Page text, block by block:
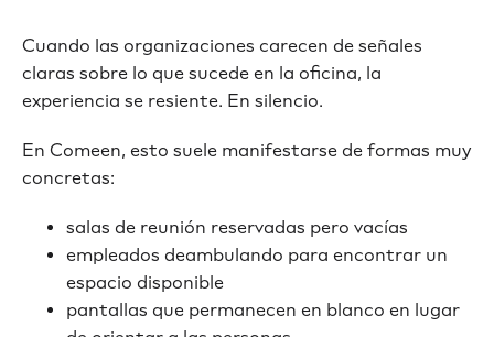
Cuando las organizaciones carecen de señales
claras sobre lo que sucede en la oficina, la
experiencia se resiente. En silencio.
En Comeen, esto suele manifestarse de formas muy
concretas:
salas de reunión reservadas pero vacías
empleados deambulando para encontrar un
espacio disponible
pantallas que permanecen en blanco en lugar